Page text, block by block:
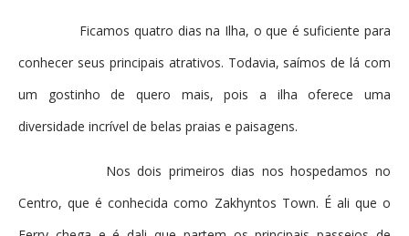
Ficamos quatro dias na Ilha, o que é suficiente para
conhecer seus principais atrativos. Todavia, saímos de lá com
um gostinho de quero mais, pois a ilha oferece uma
diversidade incrível de belas praias e paisagens.
Nos dois primeiros dias nos hospedamos no
Centro, que é conhecida como Zakhyntos Town. É ali que o